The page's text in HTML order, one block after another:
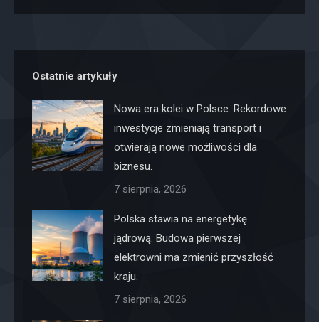
Ostatnie artykuły
Nowa era kolei w Polsce. Rekordowe
inwestycje zmieniają transport i
otwierają nowe możliwości dla
biznesu.
7 sierpnia, 2026
Polska stawia na energetykę
jądrową. Budowa pierwszej
elektrowni ma zmienić przyszłość
kraju.
7 sierpnia, 2026